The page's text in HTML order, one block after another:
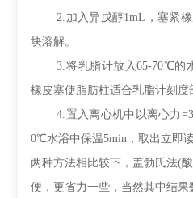
2. 加入异戊醇1mL，塞紧
块溶解。
3.将乳脂计放入65-70℃的
橡皮塞使脂肪柱适合乳脂计刻度
4.置入离心机中以离心力
0℃水浴中保温5min，取出立即读
两种方法相比较下，盖勃氏法(
便，更省力一些，当然其中结果